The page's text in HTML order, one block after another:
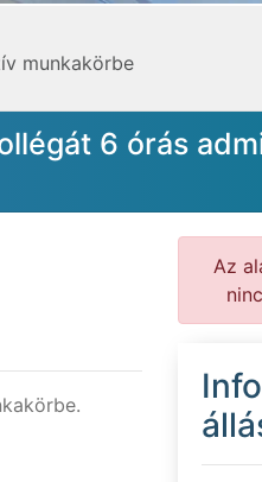
munkakörbe
6 órás
Az